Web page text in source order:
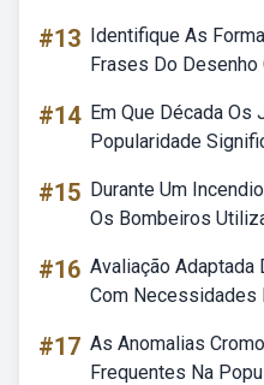
#13 Identifique As
Frases Do Desenho
#14 Em Que Década Os
Popularidade
#15 Durante Um
Os Bombeiros
#16 Avaliação Adaptada
Com Necessidades
#17 As Anomalias
Frequentes Na